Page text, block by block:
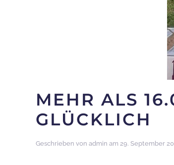
MEHR ALS
GLÜCKLICH
Geschrieben von admin am 29. September